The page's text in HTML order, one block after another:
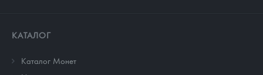
КАТАЛОГ
Каталог Монет